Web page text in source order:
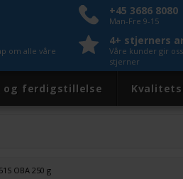
+45 3686 8080
Man-Fre 9-15
om alle våre
4+ stjerners
Våre kunder gir
stjerner
og ferdigstillelse
OBA 250 g